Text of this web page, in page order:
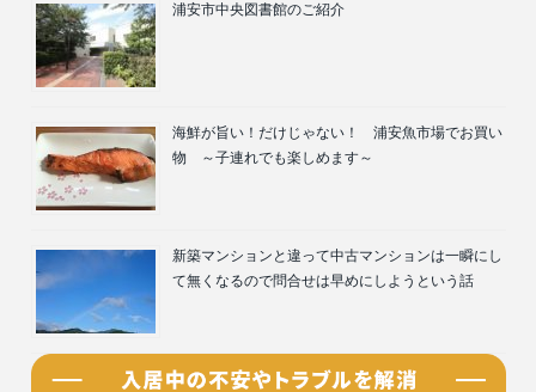
浦安市中央図書館のご紹介
海鮮が旨い！だけじゃない！ 浦安魚市場でお買い
物 ～子連れでも楽しめます～
新築マンションと違って中古マンションは一瞬にし
て無くなるので問合せは早めにしようという話